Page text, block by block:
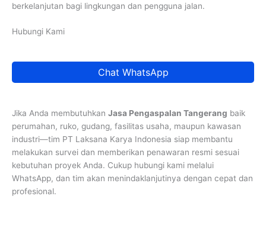
berkelanjutan bagi lingkungan dan pengguna jalan.
Hubungi Kami
Chat WhatsApp
Jika Anda membutuhkan Jasa Pengaspalan Tangerang baik
perumahan, ruko, gudang, fasilitas usaha, maupun kawasan
industri—tim PT Laksana Karya Indonesia siap membantu
melakukan survei dan memberikan penawaran resmi sesuai
kebutuhan proyek Anda. Cukup hubungi kami melalui
WhatsApp, dan tim akan menindaklanjutinya dengan cepat dan
profesional.